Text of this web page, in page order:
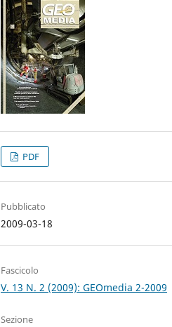
PDF
Pubblicato
2009-03-18
Fascicolo
V. 13 N. 2 (2009): GEOmedia 2-2009
Sezione